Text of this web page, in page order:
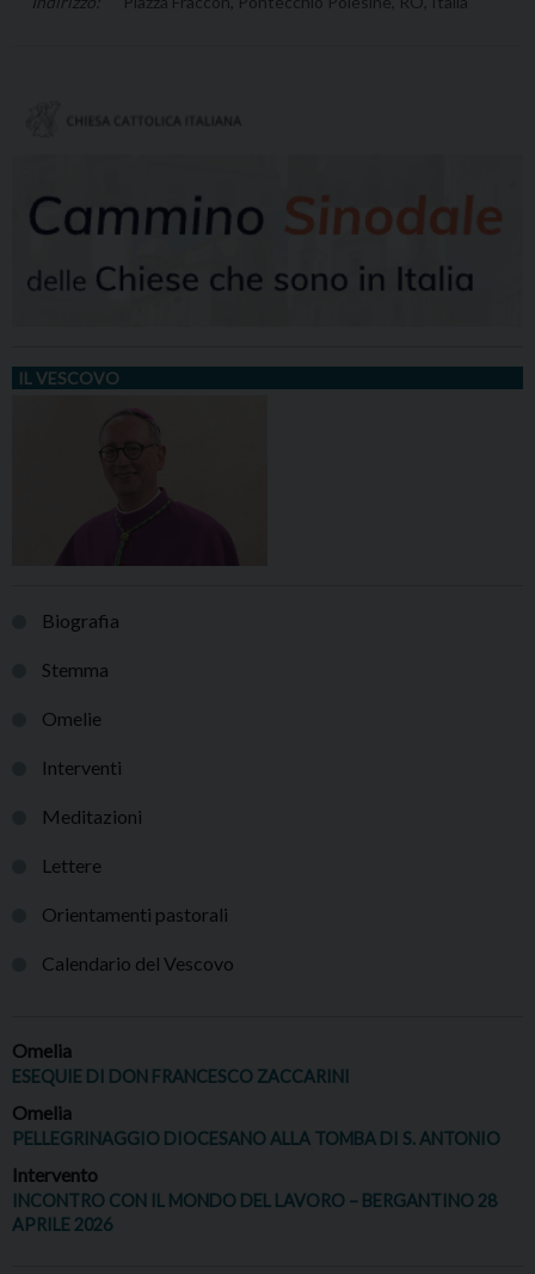
IL VESCOVO
Biografia
Stemma
Omelie
Interventi
Meditazioni
Lettere
Orientamenti pastorali
Calendario del Vescovo
Omelia
ESEQUIE DI DON FRANCESCO ZACCARINI
Omelia
PELLEGRINAGGIO DIOCESANO ALLA TOMBA DI S. ANTONIO
Intervento
INCONTRO CON IL MONDO DEL LAVORO – BERGANTINO 28
APRILE 2026